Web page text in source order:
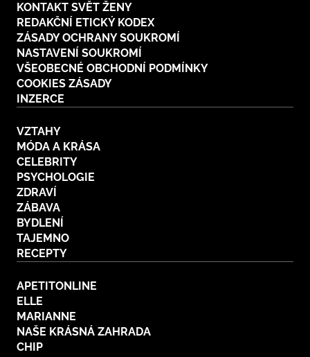
KONTAKT SVĚT ŽENY
REDAKČNÍ ETICKÝ KODEX
ZÁSADY OCHRANY SOUKROMÍ
NASTAVENÍ SOUKROMÍ
VŠEOBECNÉ OBCHODNÍ PODMÍNKY
COOKIES ZÁSADY
INZERCE
VZTAHY
MÓDA A KRÁSA
CELEBRITY
PSYCHOLOGIE
ZDRAVÍ
ZÁBAVA
BYDLENÍ
TAJEMNO
RECEPTY
APETITONLINE
ELLE
MARIANNE
NAŠE KRÁSNÁ ZAHRADA
CHIP